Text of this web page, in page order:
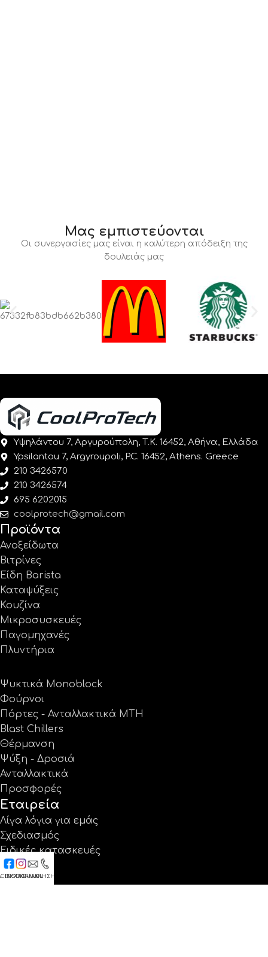
Μας εμπιστεύονται
Οι συνεργασίες μας είναι η καλύτερη απόδειξη της
δουλειάς μας
Υψηλάντου 7, Αργυρούπολη, Τ.Κ. 16452, Αθήνα, Ελλάδα
Ypsilantou 7, Argyroupoli, P.C. 16452, Athens. Greece
210 3426570
210 3426574
695 6202015
coolprotech@gmail.com
Προϊόντα
Ανοξείδωτα
Βιτρίνες
Είδη Barista
Καταψύξεις
Κουζίνα
Μικροσυσκευές
Παγομηχανές
Πλυντήρια
Ψυκτικά Monoblock
Φούρνοι
Πόρτες - Ανταλλακτικά MTH
Blast Chillers
Θέρμανση
Ψύξη - Δροσιά
Ανταλλακτικά
Προσφορές
Εταιρεία
Λίγα λόγια για εμάς
Σχεδιασμός
Ειδικές κατασκευές
Έργα
Κατάλογοι
INSTAGRAM
E-MAILΚΛΗΣΗ